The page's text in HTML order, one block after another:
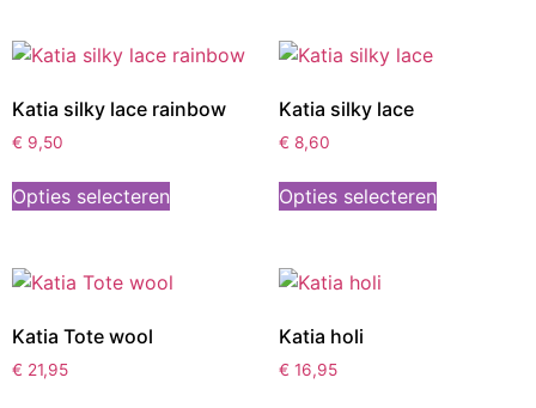
Katia silky lace rainbow
€ 9,50
Opties selecteren
Katia silky lace
€ 8,60
Opties selecteren
Katia Tote wool
€ 21,95
Katia holi
€ 16,95